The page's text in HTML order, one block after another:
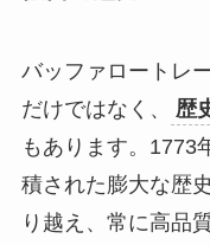
バッファロートレ
だけではなく、
歴
もあります。1773
積された膨大な歴
り越え、常に高品